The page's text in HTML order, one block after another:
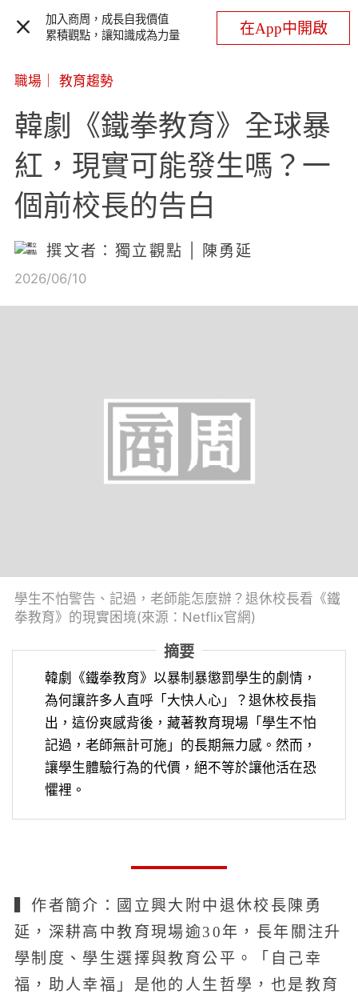
加入商周，成長自我價值
累積觀點，讓知識成為力量
在App中開啟
職場 教育趨勢
韓劇《鐵拳教育》全球暴
紅，現實可能發生嗎？一
個前校長的告白
撰文者：獨立觀點 | 陳勇延
2026/06/10
學生不怕警告、記過，老師能怎麼辦？退休校長看《鐵
拳教育》的現實困境(來源：Netflix官網)
摘要
韓劇《鐵拳教育》以暴制暴懲罰學生的劇情，
為何讓許多人直呼「大快人心」？退休校長指
出，這份爽感背後，藏著教育現場「學生不怕
記過，老師無計可施」的長期無力感。然而，
讓學生體驗行為的代價，絕不等於讓他活在恐
懼裡。
▍作者簡介：國立興大附中退休校長陳勇
延，深耕高中教育現場逾30年，長年關注升
學制度、學生選擇與教育公平。「自己幸
福，助人幸福」是他的人生哲學，也是教育